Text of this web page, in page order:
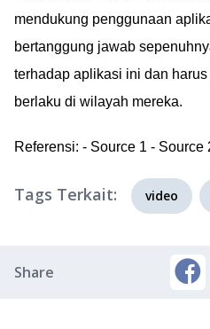
mendukung penggunaan
bertanggung jawab
terhadap aplikasi ini dan
berlaku di wilayah mereka.
Referensi: - Source 1 - Source
Tags Terkait: video
Share